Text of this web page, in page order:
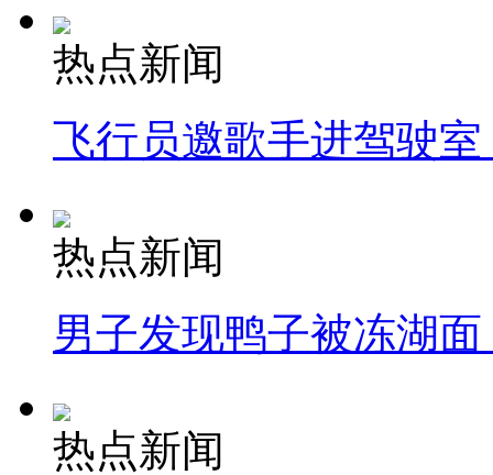
热点新闻
飞行员邀歌手进驾驶
热点新闻
男子发现鸭子被冻湖
热点新闻